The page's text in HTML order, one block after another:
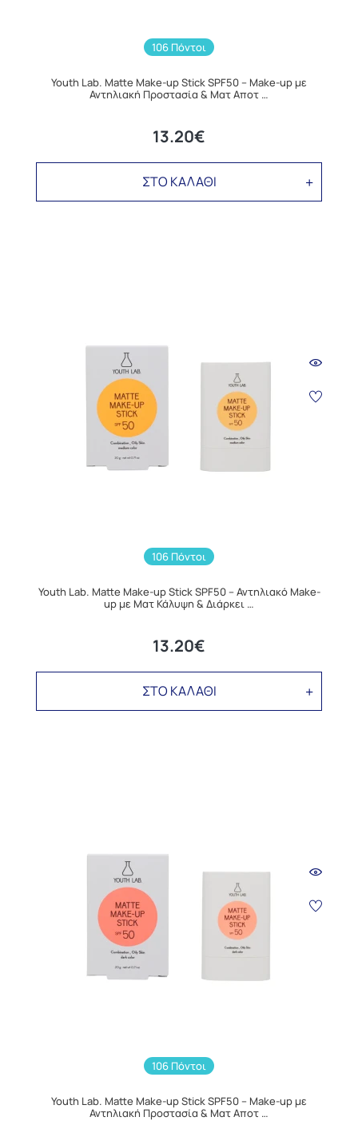
106 Πόντοι
Youth Lab. Matte Make-up Stick SPF50 – Make-up με
Αντηλιακή Προστασία & Ματ Αποτ …
13.20€
ΣΤΟ ΚΑΛΑΘΙ
106 Πόντοι
Youth Lab. Matte Make-up Stick SPF50 – Αντηλιακό Make-
up με Ματ Κάλυψη & Διάρκει …
13.20€
ΣΤΟ ΚΑΛΑΘΙ
106 Πόντοι
Youth Lab. Matte Make-up Stick SPF50 – Make-up με
Αντηλιακή Προστασία & Ματ Αποτ …